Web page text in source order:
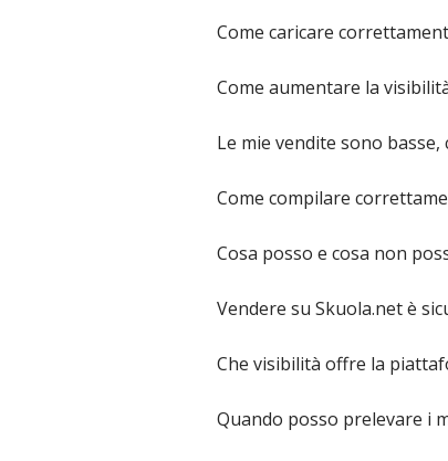
Come caricare
Come aumentare la
Le mie vendite sono basse,
Come compilare
Cosa posso e cosa non
Vendere su Skuola.net è
Che visibilità offre la
Quando posso prelevare i